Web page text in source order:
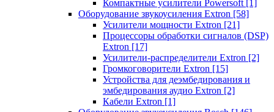
Компактные усилители Powersoft [1]
Оборудование звукоусиления Extron [58]
Усилители мощности Extron [21]
Процессоры обработки сигналов (DSP)
Extron [17]
Усилители-распределители Extron [2]
Громкоговорители Extron [15]
Устройства для деэмбедирования и
эмбедирования аудио Extron [2]
Кабели Extron [1]